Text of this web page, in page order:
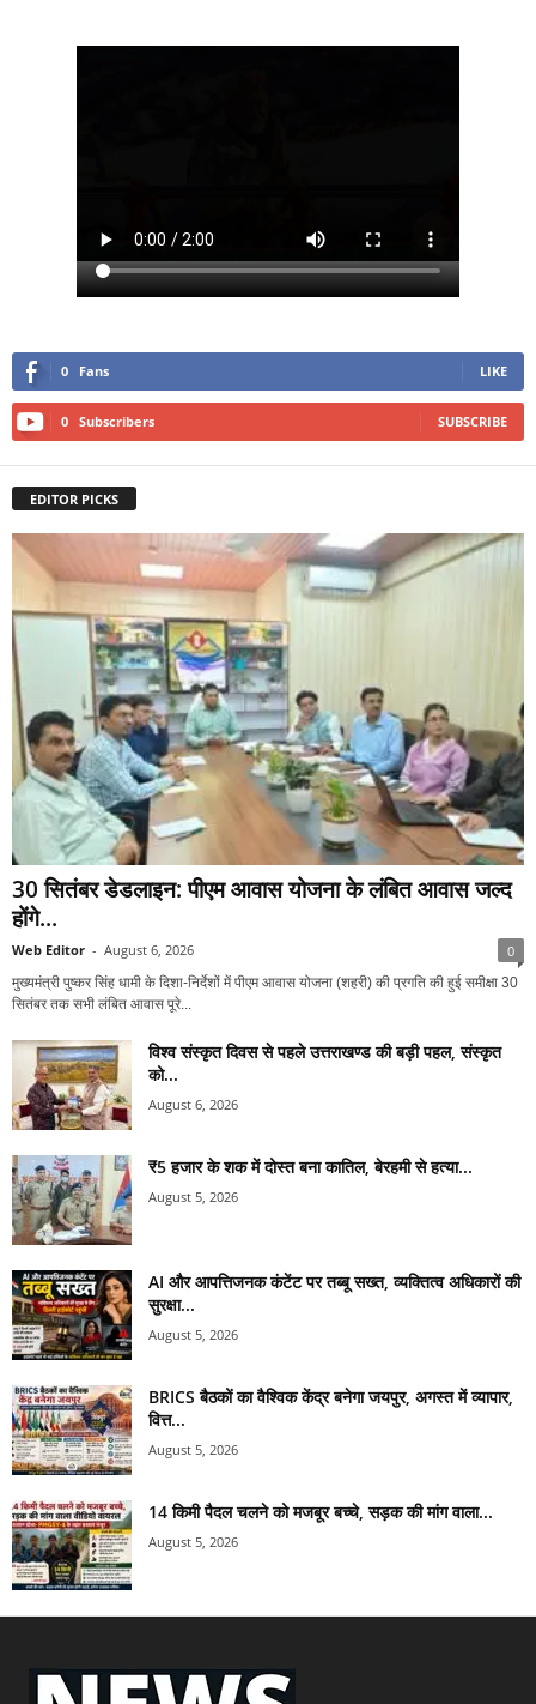
0 Fans LIKE
0 Subscribers SUBSCRIBE
EDITOR PICKS
30 सितंबर डेडलाइन: पीएम आवास योजना के लंबित आवास जल्द
होंगे...
Web Editor - August 6, 2026 0
मुख्यमंत्री पुष्कर सिंह धामी के दिशा-निर्देशों में पीएम आवास योजना (शहरी) की प्रगति की हुई समीक्षा 30
सितंबर तक सभी लंबित आवास पूरे...
विश्व संस्कृत दिवस से पहले उत्तराखण्ड की बड़ी पहल, संस्कृत
को...
August 6, 2026
₹5 हजार के शक में दोस्त बना कातिल, बेरहमी से हत्या...
August 5, 2026
AI और आपत्तिजनक कंटेंट पर तब्बू सख्त, व्यक्तित्व अधिकारों की
सुरक्षा...
August 5, 2026
BRICS बैठकों का वैश्विक केंद्र बनेगा जयपुर, अगस्त में व्यापार,
वित्त...
August 5, 2026
14 किमी पैदल चलने को मजबूर बच्चे, सड़क की मांग वाला...
August 5, 2026